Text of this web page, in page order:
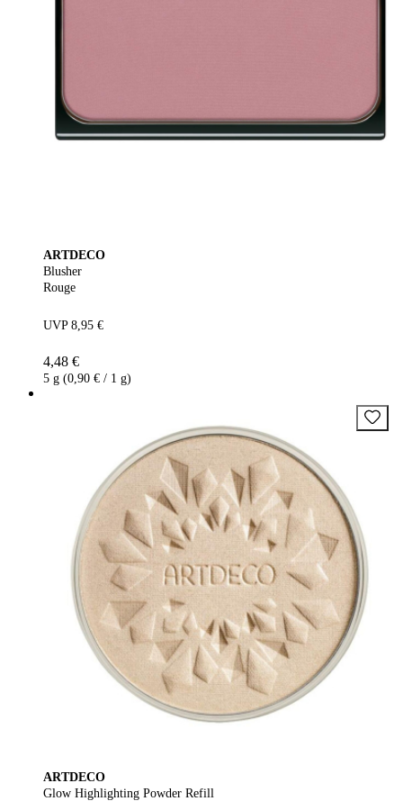
ARTDECO
Blusher
Rouge
UVP 8,95 €
4,48 €
5 g (0,90 € / 1 g)
ARTDECO
Glow Highlighting Powder Refill